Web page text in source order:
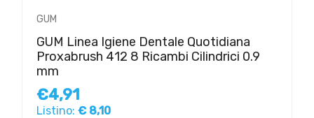
GUM
GUM Linea Igiene Dentale Quotidiana
Proxabrush 412 8 Ricambi Cilindrici 0.9
mm
€4,91
Listino: € 8,10